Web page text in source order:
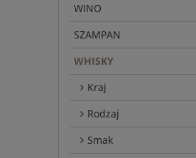
WINO
SZAMPAN
WHISKY
Kraj
Rodzaj
Smak